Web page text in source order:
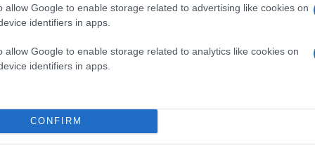
allow Google to enable storage related to advertising like cookies on
identifiers in apps.
allow Google to enable storage related to analytics like cookies on
identifiers in apps.
CONFIRM
στις οδούς:
-Αγ. Δημητρίου, στο τμήμα της από το ύψος του
Ολύμπου μέχρι Αγ. Δημητρίου.